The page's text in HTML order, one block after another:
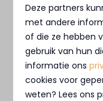
Op de
terras waar je
zon onder het
drankje. Het
leuke
in de middag-
Deze partners
met andere
of die ze hebben
gebruik van hun
informatie ons
cookies voor
weten? Lees ons